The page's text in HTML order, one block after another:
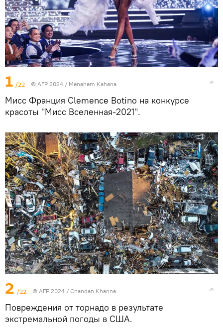
1 /22 © AFP 2024 / Menahem Kahana
Мисс Франция Clemence Botino на конкурсе
красоты "Мисс Вселенная-2021".
2 /22 © AFP 2024 / Chandan Khanna
Повреждения от торнадо в результате
экстремальной погоды в США.